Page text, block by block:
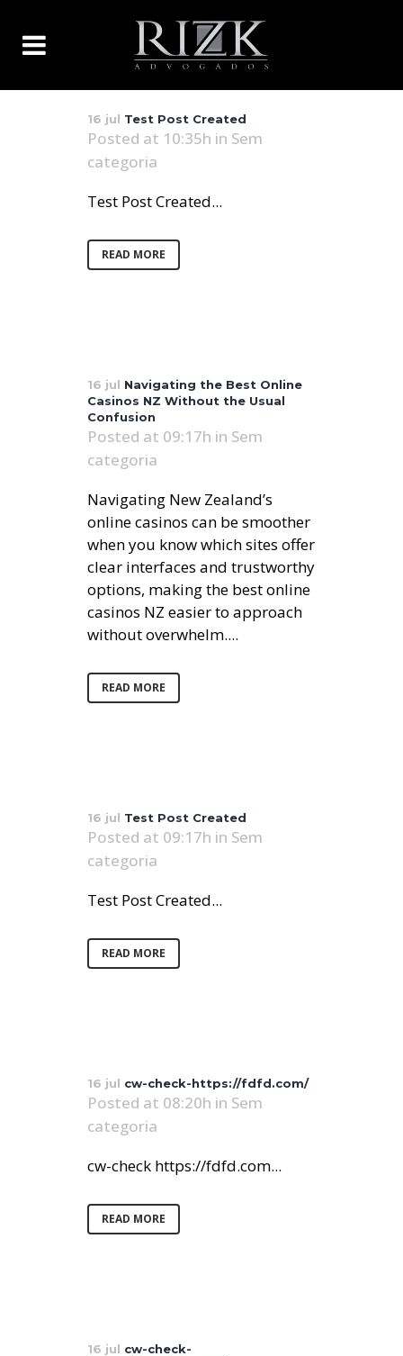
16 jul Test Post Created
Posted at 10:35h in Sem
categoria
Test Post Created...
READ MORE
16 jul Navigating the Best Online
Casinos NZ Without the Usual
Confusion
Posted at 09:17h in Sem
categoria
Navigating New Zealand’s
online casinos can be smoother
when you know which sites offer
clear interfaces and trustworthy
options, making the best online
casinos NZ easier to approach
without overwhelm....
READ MORE
16 jul Test Post Created
Posted at 09:17h in Sem
categoria
Test Post Created...
READ MORE
16 jul cw-check-https://fdfd.com/
Posted at 08:20h in Sem
categoria
cw-check https://fdfd.com...
READ MORE
16 jul cw-check-